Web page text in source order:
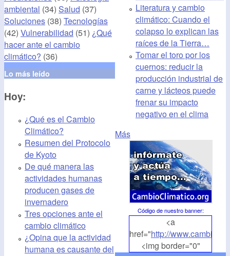
ambiental (34) Salud (37)
Soluciones (38) Tecnologías
(42) Vulnerabilidad (51) ¿Qué
hacer ante el cambio
climático? (36)
Lo más leído
Hoy:
¿Qué es el Cambio
Climático?
Resumen del Protocolo
de Kyoto
De qué manera las
actividades humanas
producen gases de
invernadero
Tres opciones ante el
cambio climático
¿Opina que la actividad
humana es causante del
Literatura y cambio
climático: Cuando el
colapso lo explican las
raíces de la Tierra…
Tomar el toro por los
cuernos: reducir la
producción industrial de
carne y lácteos puede
frenar su impacto
negativo en el clima
Más
Código de nuestro banner:
<a
href="http://
<img border="0"